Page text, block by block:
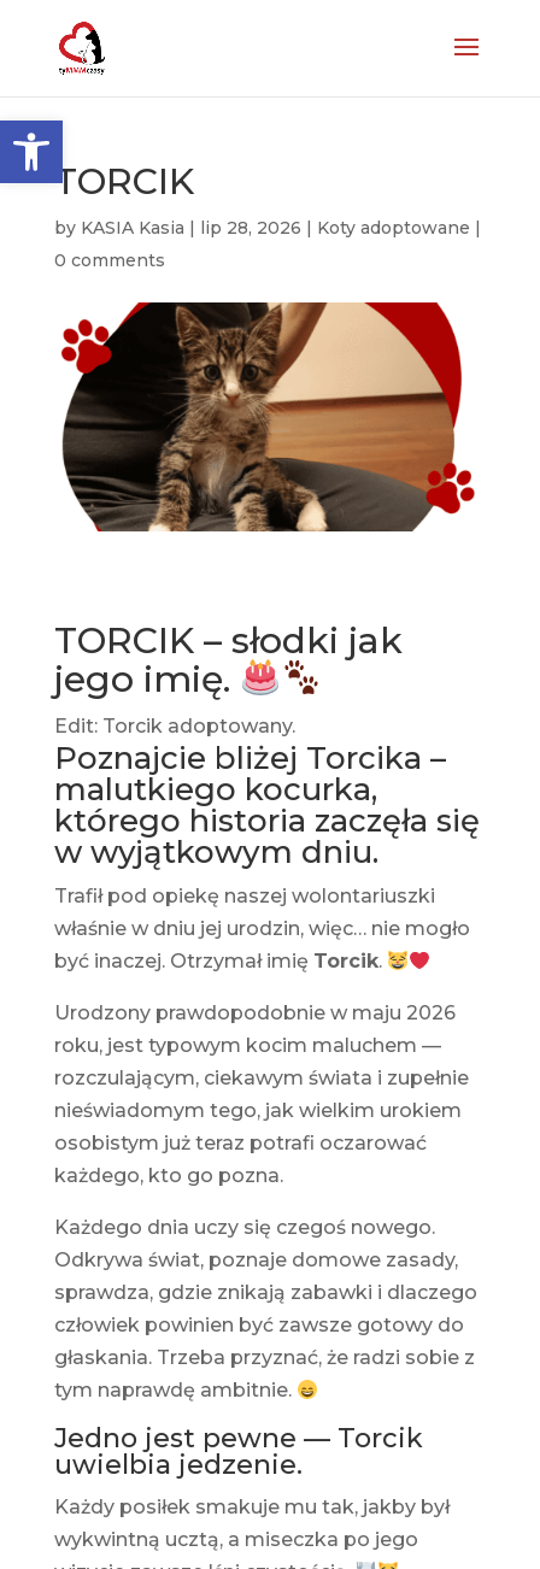
Otwórz pasek narzędzi
TORCIK
by KASIA Kasia | lip 28, 2026 | Koty adoptowane |
0 comments
TORCIK – słodki jak
jego imię.
Edit: Torcik adoptowany.
Poznajcie bliżej Torcika –
malutkiego kocurka,
którego historia zaczęła się
w wyjątkowym dniu.
Trafił pod opiekę naszej wolontariuszki
właśnie w dniu jej urodzin, więc… nie mogło
być inaczej. Otrzymał imię Torcik.
Urodzony prawdopodobnie w maju 2026
roku, jest typowym kocim maluchem —
rozczulającym, ciekawym świata i zupełnie
nieświadomym tego, jak wielkim urokiem
osobistym już teraz potrafi oczarować
każdego, kto go pozna.
Każdego dnia uczy się czegoś nowego.
Odkrywa świat, poznaje domowe zasady,
sprawdza, gdzie znikają zabawki i dlaczego
człowiek powinien być zawsze gotowy do
głaskania. Trzeba przyznać, że radzi sobie z
tym naprawdę ambitnie.
Jedno jest pewne — Torcik
uwielbia jedzenie.
Każdy posiłek smakuje mu tak, jakby był
wykwintną ucztą, a miseczka po jego